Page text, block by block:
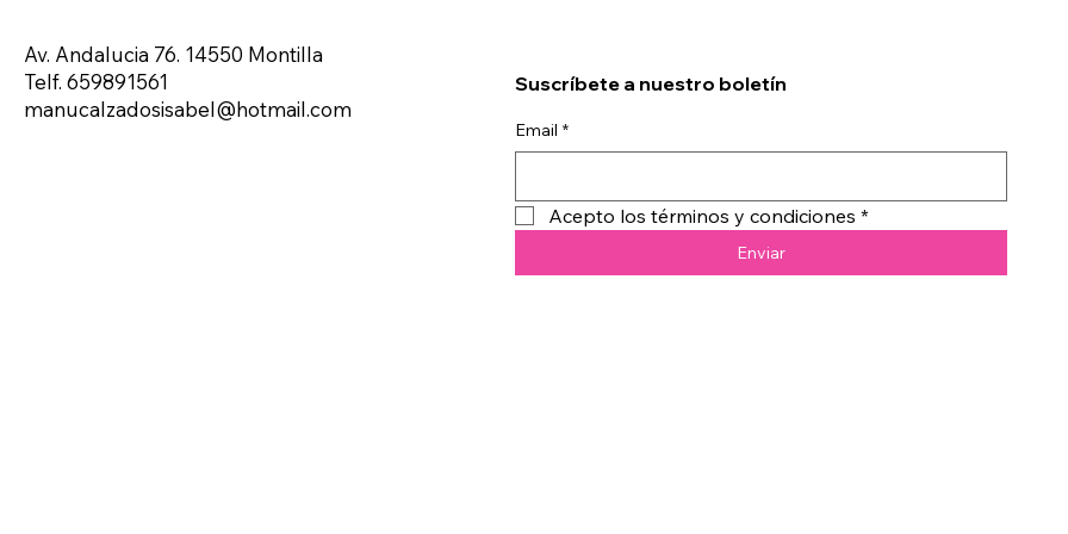
Av. Andalucia 76. 14550 Montilla
Telf. 659891561
manucalzadosisabel@hotmail.com
Suscríbete a nuestro boletín
Email *
Acepto los términos y condiciones *
Enviar